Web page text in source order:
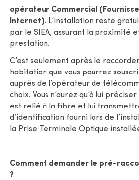
opérateur Commercial
Internet). L’installation reste
par le SIEA, assurant la proximité
prestation.
C’est seulement après le
habitation que vous pourrez
auprès de l’opérateur de
choix. Vous n’aurez qu’à lui
est relié à la fibre et lui
d’identification fourni lors de
la Prise Terminale Optique
Comment demander le pré-
?